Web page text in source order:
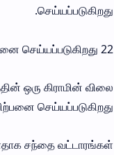
செய்யப்படுகிறது.
22 கரட் தங்கம் பவுண் ஒன்று 363,400 ரூபாயாகவும், விற்பனை செய்யப்படுகிறது.
ஒரு கிராமின் விலை
செய்யப்படுகிறது.
சந்தை வட்டாரங்கள்